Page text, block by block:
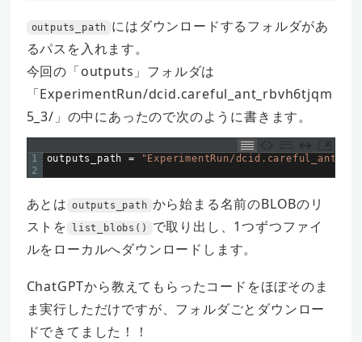
outputs_path にはダウンロードするフォルダがあ
るパスを入れます。
今回の「outputs」フォルダは
「ExperimentRun/dcid.careful_ant_rbvh6tjqm
5_3/」の中にあったので次のように書きます。
1
2
outputs_path = "ExperimentRun/
あとは outputs_path から始まる名前のBLOBのリ
ストを
list_blobs()
で取り出し、1つずつファイ
ルをローカルへダウンロードします。
ChatGPTから教えてもらったコードをほぼそのま
ま実行しただけですが、フォルダごとダウンロー
ドできてました！！